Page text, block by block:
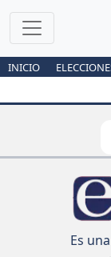
INICIO
Es